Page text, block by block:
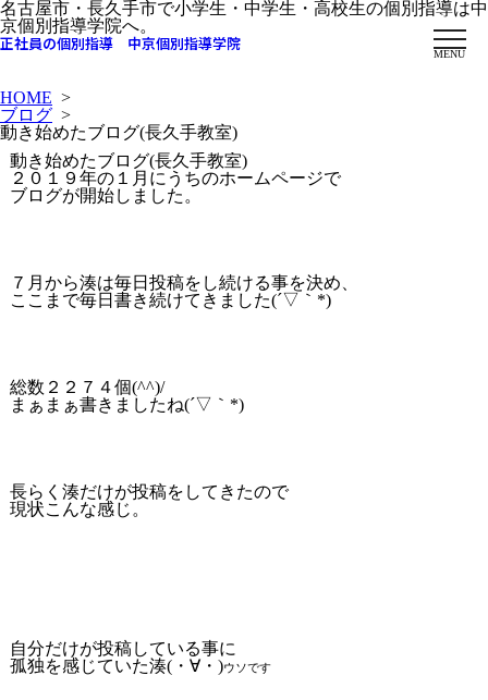
名古屋市・長久手市で小学生・中学生・高校生の個別指導は中
京個別指導学院へ。
正社員の個別指導 中京個別指導学院
MENU
HOME >
ブログ >
動き始めたブログ(長久手教室)
動き始めたブログ(長久手教室)
２０１９年の１月にうちのホームページで
ブログが開始しました。
７月から湊は毎日投稿をし続ける事を決め、
ここまで毎日書き続けてきました(´▽｀*)
総数２２７４個(^^)/
まぁまぁ書きましたね(´▽｀*)
長らく湊だけが投稿をしてきたので
現状こんな感じ。
自分だけが投稿している事に
孤独を感じていた湊(・∀・)ウソです